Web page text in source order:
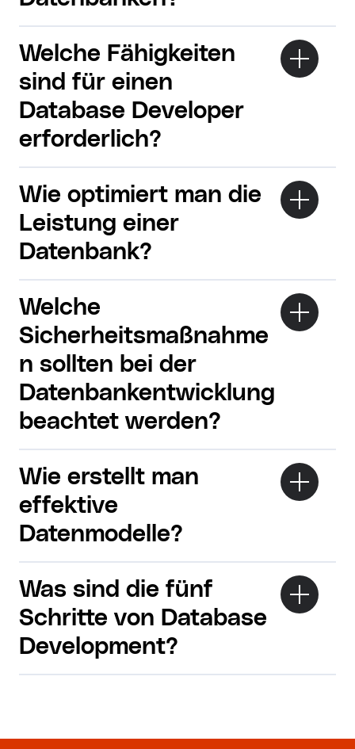
Welche Fähigkeiten
sind für einen
Database Developer
erforderlich?
Wie optimiert man die
Leistung einer
Datenbank?
Welche
Sicherheitsmaßnahme
n sollten bei der
Datenbankentwicklung
beachtet werden?
Wie erstellt man
effektive
Datenmodelle?
Was sind die fünf
Schritte von Database
Development?